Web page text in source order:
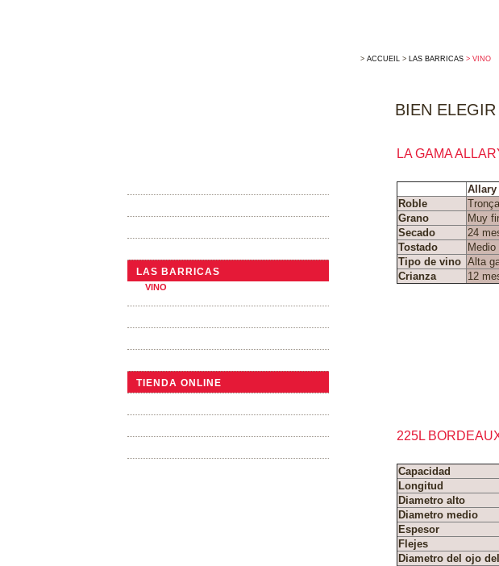
LAS BARRICAS
VINO
TIENDA ONLINE
> ACCUEIL > LAS BARRICAS > VINO
BIEN
LA GAMA
Allary
Roble
Grano
Muy
Secado
24
Tostado
Medio
Tipo de vino Alta
Crianza
12
225L
Capacidad
Longitud
Diametro alto
Diametro medio
Espesor
Flejes
Diametro del ojo